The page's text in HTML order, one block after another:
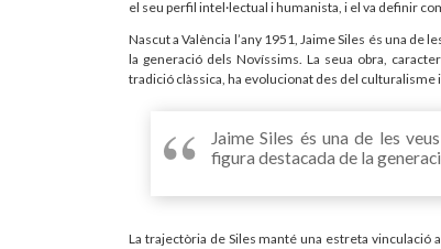
el seu perfil intel·lectual i humanista, i el va definir
Nascut a València l’any 1951, Jaime Siles és una de
la generació dels Novíssims. La seua obra,
tradició clàssica, ha evolucionat des del culturalisme
Jaime Siles és una de les
figura destacada de la
La trajectòria de Siles manté una estreta vinculació